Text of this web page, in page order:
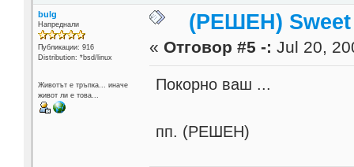
bulg
Напреднали
Публикации: 916
Distribution: *bsd/linux
Животът е тръпка... иначе
живот ли е това...
(РЕШЕН) Sweet
« Отговор #5 -: Jul 20,
Покорно ваш ...
пп. (РЕШЕН)